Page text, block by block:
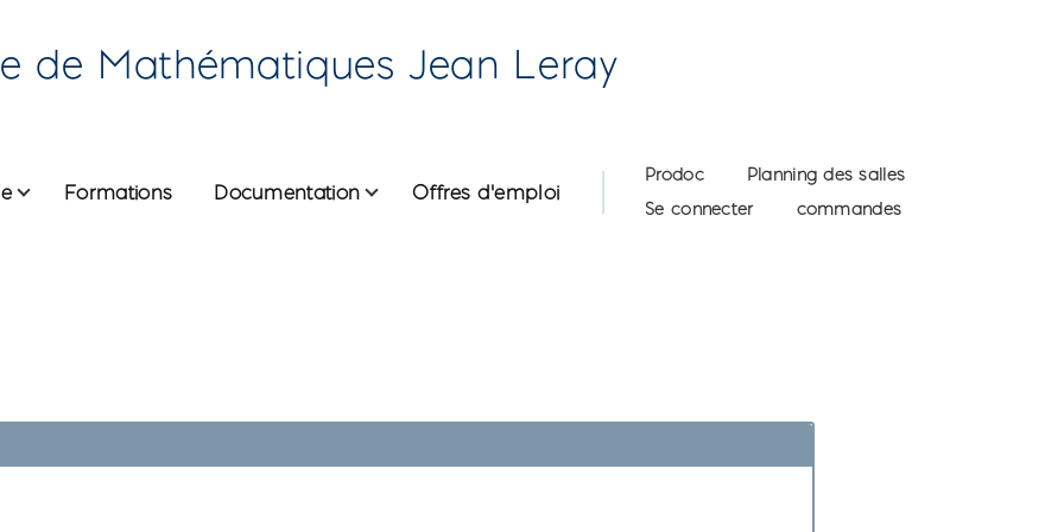
de Mathématiques Jean Leray
Formations Documentation Offres d'emploi
User account menu
Prodoc
Planning des salles
Se connecter
commandes